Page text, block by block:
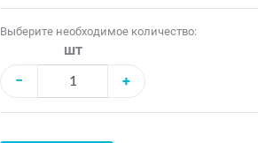
Выберите необходимое количество:
шт
−
+